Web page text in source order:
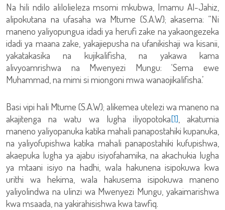
Na hili ndilo alilolieleza msomi mkubwa, Imamu Al-Jahiz,
alipokutana na ufasaha wa Mtume (S.A.W); akasema: “Ni
maneno yaliyopungua idadi ya herufi zake na yakaongezeka
idadi ya maana zake, yakajiepusha na ufanikishaji wa kisanii,
yakatakasika na kujikalifisha, na yakawa kama
alivyoamrishwa na Mwenyezi Mungu: ‘Sema ewe
Muhammad, na mimi si miongoni mwa wanaojikalifisha.’
Basi vipi hali Mtume (S.A.W); alikemea utelezi wa maneno na
akajitenga na watu wa lugha iliyopotoka[1], akatumia
maneno yaliyopanuka katika mahali panapostahiki kupanuka,
na yaliyofupishwa katika mahali panapostahiki kufupishwa,
akaepuka lugha ya ajabu isiyofahamika, na akachukia lugha
ya mtaani isiyo na hadhi, wala hakunena isipokuwa kwa
urithi wa hekima, wala hakusema isipokuwa maneno
yaliyolindwa na ulinzi wa Mwenyezi Mungu, yakaimarishwa
kwa msaada, na yakirahisishwa kwa tawfiq.